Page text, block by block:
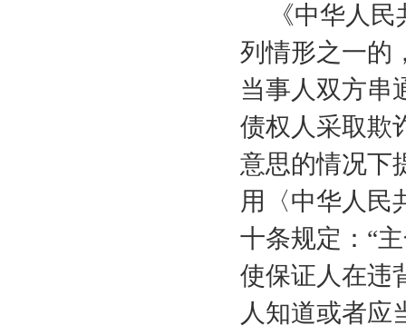
《中华人
列情形之一的
当事人双方串
债权人采取欺
意思的情况下
用〈中华人民
十条规定：“
使保证人在违
人知道或者应